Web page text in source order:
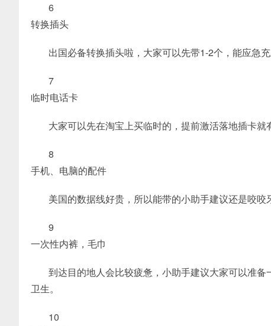
6
转换插头
出国必备转换插头啦，大家可以先带1-2个，能应急
7
临时电话卡
大家可以先在淘宝上买临时的，提前激活落地插卡
8
手机、电脑的配件
美国的数据线好贵，所以能带的小助手建议还是咬咬
9
一次性内裤，毛巾
到达目的地人会比较疲惫，小助手建议大家可以准
卫生。
10